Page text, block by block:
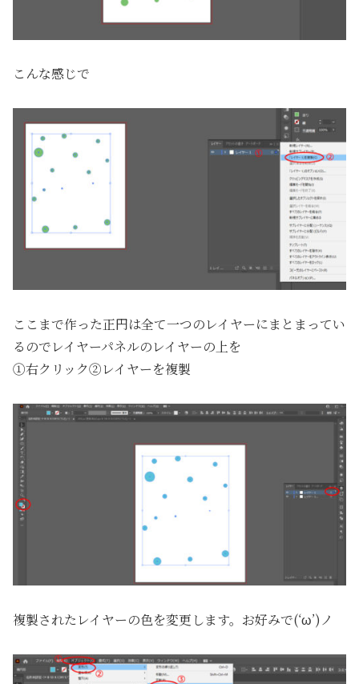
こんな感じで
ここまで作った正円は全て一つのレイヤーにまとまってい
るのでレイヤーパネルのレイヤーの上を
①右クリック②レイヤーを複製
複製されたレイヤーの色を変更します。お好みで(‘ω’)ノ